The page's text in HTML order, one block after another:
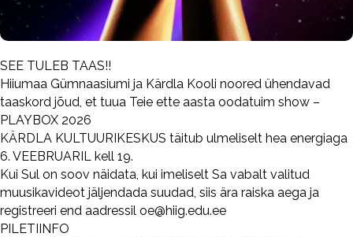
SEE TULEB TAAS!!
Hiiumaa Gümnaasiumi ja Kärdla Kooli noored ühendavad
taaskord jõud, et tuua Teie ette aasta oodatuim show –
PLAYBOX 2026
KÄRDLA KULTUURIKESKUS täitub ulmeliselt hea energiaga
6. VEEBRUARIL kell 19.
Kui Sul on soov näidata, kui imeliselt Sa vabalt valitud
muusikavideot jäljendada suudad, siis ära raiska aega ja
registreeri end aadressil oe@hiig.edu.ee
PILETIINFO